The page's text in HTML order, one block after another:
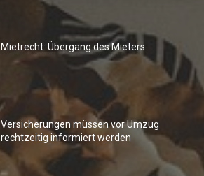
Mietrecht: Übergang des Mieters
Versicherungen müssen vor Umzug
rechtzeitig informiert werden